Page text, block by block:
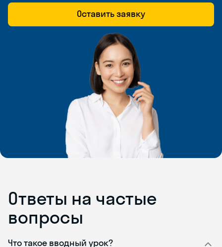
Оставить заявку
Ответы на частые
вопросы
Что такое вводный урок?